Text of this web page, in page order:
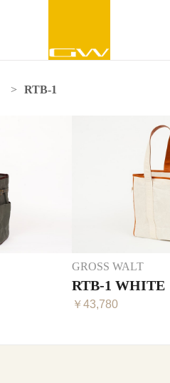
RTB-1
GROSS WALT
RTB-1 WHITE
￥43,780